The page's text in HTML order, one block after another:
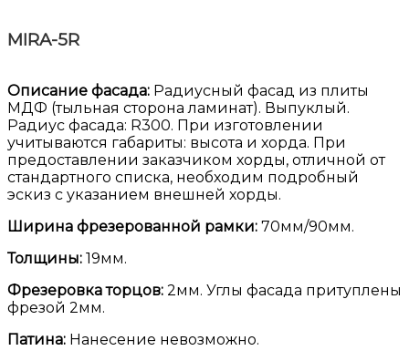
MIRA-5R
Описание фасада: Радиусный фасад из плиты
МДФ (тыльная сторона ламинат). Выпуклый.
Радиус фасада: R300. При изготовлении
учитываются габариты: высота и хорда. При
предоставлении заказчиком хорды, отличной от
стандартного списка, необходим подробный
эскиз с указанием внешней хорды.
Ширина фрезерованной рамки: 70мм/90мм.
Толщины: 19мм.
Фрезеровка торцов: 2мм. Углы фасада притуплены
фрезой 2мм.
Патина: Нанесение невозможно.